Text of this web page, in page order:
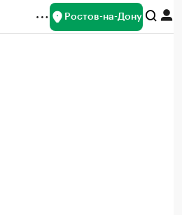
Ростов-на-Дону